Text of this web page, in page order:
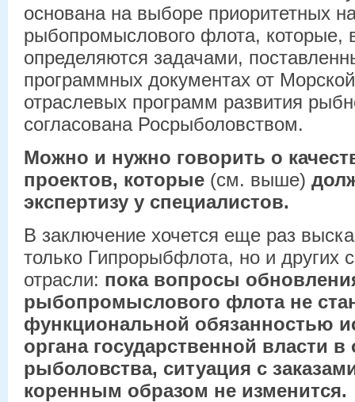
основана на выборе приоритетных
рыбопромыслового флота, которые,
определяются задачами,
программных документах от
отраслевых программ развития
согласована Росрыболовством.
Можно и нужно говорить о
проектов, которые (см. выше)
экспертизу у специалистов.
В заключение хочется еще раз
только Гипрорыбфлота, но и других
отрасли: пока вопросы
рыбопромыслового флота не
функциональной обязанностью
органа государственной власти в
рыболовства, ситуация с
коренным образом не изменится.